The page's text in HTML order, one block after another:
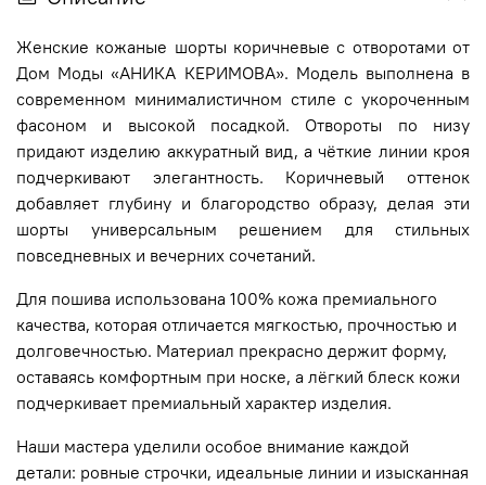
Женские кожаные шорты коричневые с отворотами от
Дом Моды «АНИКА КЕРИМОВА». Модель выполнена в
современном минималистичном стиле с укороченным
фасоном и высокой посадкой. Отвороты по низу
придают изделию аккуратный вид, а чёткие линии кроя
подчеркивают элегантность. Коричневый оттенок
добавляет глубину и благородство образу, делая эти
шорты универсальным решением для стильных
повседневных и вечерних сочетаний.
Для пошива использована 100% кожа премиального
качества, которая отличается мягкостью, прочностью и
долговечностью. Материал прекрасно держит форму,
оставаясь комфортным при носке, а лёгкий блеск кожи
подчеркивает премиальный характер изделия.
Наши мастера уделили особое внимание каждой
детали: ровные строчки, идеальные линии и изысканная